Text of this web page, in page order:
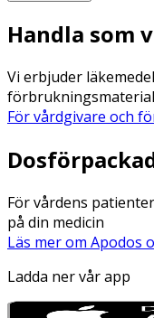
Handla som
Vi erbjuder
För vårdgivare och
För vårdens
på din medicin
Läs mer om Apodos
Ladda ner vår app